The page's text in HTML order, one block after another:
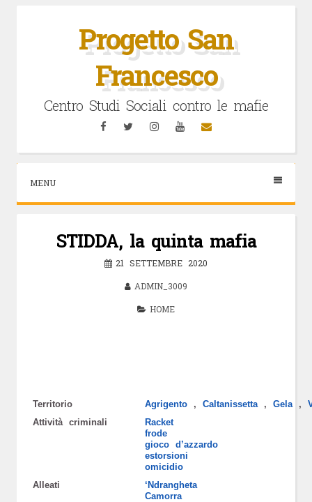
Progetto San
Francesco
Centro Studi Sociali contro le mafie
FacebookTwitterInstagramYouTubeEmail
MENU
STIDDA, la quinta mafia
21 SETTEMBRE 2020
ADMIN_3009
HOME
Territorio Agrigento, Caltanissetta, Gela,
Attività criminali
Racket
frode
gioco d’azzardo
estorsioni
omicidio
Alleati
‘Ndrangheta
Camorra